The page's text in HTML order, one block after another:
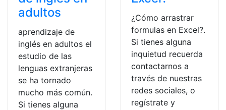
adultos
aprendizaje de
inglés en adultos el
estudio de las
lenguas extranjeras
se ha tornado
mucho más común.
Si tienes alguna
¿Cómo arrastrar
formulas en Excel?.
Si tienes alguna
inquietud recuerda
contactarnos a
través de nuestras
redes sociales, o
regístrate y